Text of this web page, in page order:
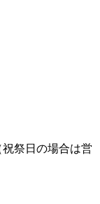
祭日の場合は営